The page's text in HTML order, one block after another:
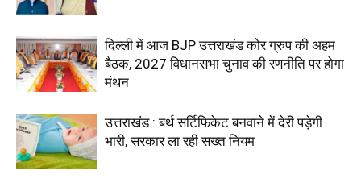
दिल्ली में आज BJP उत्तराखंड कोर ग्रुप की अहम
बैठक, 2027 विधानसभा चुनाव की रणनीति पर होगा
मंथन
उत्तराखंड : बर्थ सर्टिफिकेट बनवाने में देरी पड़ेगी
भारी, सरकार ला रही सख्त नियम